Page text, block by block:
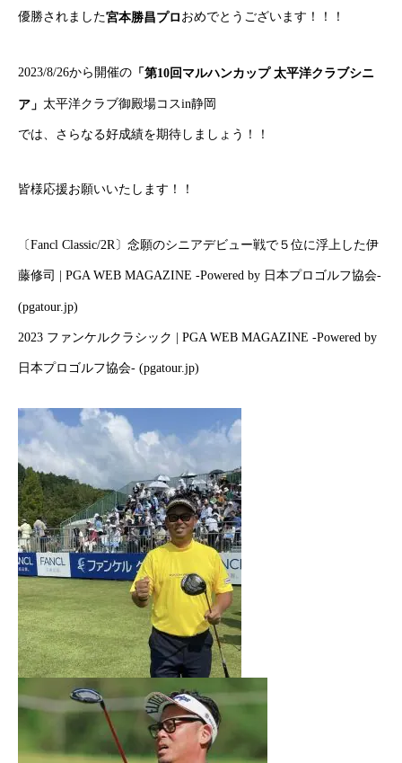
優勝されました宮本勝昌プロ おめでとうございます！！！
2023/8/26から開催の 「第10回マルハンカップ 太平洋クラブシニ
ア」 太平洋クラブ御殿場コスin静岡
では、さらなる好成績を期待しましょう！！
皆様応援お願いいたします！！
〔Fancl Classic/2R〕念願のシニアデビュー戦で５位に浮上した伊
藤修司 | PGA WEB MAGAZINE -Powered by 日本プロゴルフ協会-
(pgatour.jp)
2023 ファンケルクラシック | PGA WEB MAGAZINE -Powered by
日本プロゴルフ協会- (pgatour.jp)